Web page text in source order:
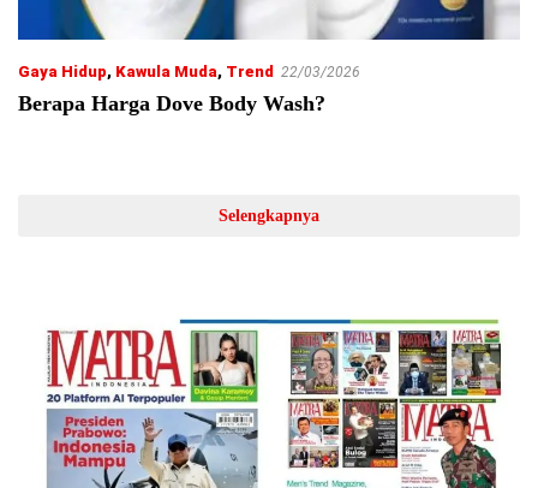
Gaya Hidup, Kawula Muda, Trend 22/03/2026
Berapa Harga Dove Body Wash?
Selengkapnya